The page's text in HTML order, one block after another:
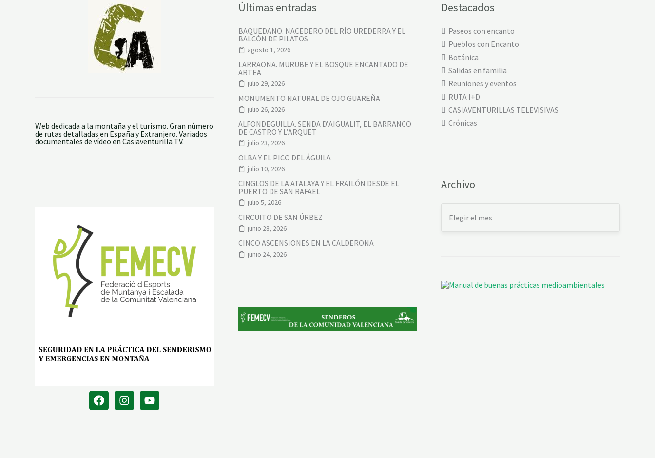
Web dedicada a la montaña y el turismo. Gran número
de rutas detalladas en España y Extranjero. Variados
documentales de vídeo en Casiaventurilla TV.
Últimas entradas
BAQUEDANO. NACEDERO DEL RÍO UREDERRA Y EL
BALCÓN DE PILATOS
agosto 1, 2026
LARRAONA. MURUBE Y EL BOSQUE ENCANTADO DE
ARTEA
julio 29, 2026
MONUMENTO NATURAL DE OJO GUAREÑA
julio 26, 2026
ALFONDEGUILLA. SENDA D’AIGUALIT, EL BARRANCO
DE CASTRO Y L’ARQUET
julio 23, 2026
OLBA Y EL PICO DEL ÁGUILA
julio 10, 2026
CINGLOS DE LA ATALAYA Y EL FRAILÓN DESDE EL
PUERTO DE SAN RAFAEL
julio 5, 2026
CIRCUITO DE SAN ÚRBEZ
junio 28, 2026
CINCO ASCENSIONES EN LA CALDERONA
junio 24, 2026
Destacados
Paseos con encanto
Pueblos con Encanto
Botánica
Salidas en familia
Reuniones y eventos
RUTA I+D
CASIAVENTURILLAS TELEVISIVAS
Crónicas
Archivo